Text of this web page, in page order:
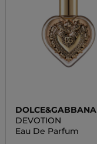
DOLCE&GABBANA
DEVOTION
Eau De Parfum